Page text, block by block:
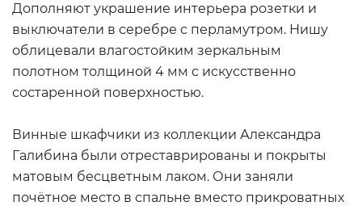
Дополняют украшение интерьера розетки и
выключатели в серебре с перламутром. Нишу
облицевали влагостойким зеркальным
полотном толщиной 4 мм с искусственно
состаренной поверхностью.
Винные шкафчики из коллекции Александра
Галибина были отреставрированы и покрыты
матовым бесцветным лаком. Они заняли
почётное место в спальне вместо прикроватных